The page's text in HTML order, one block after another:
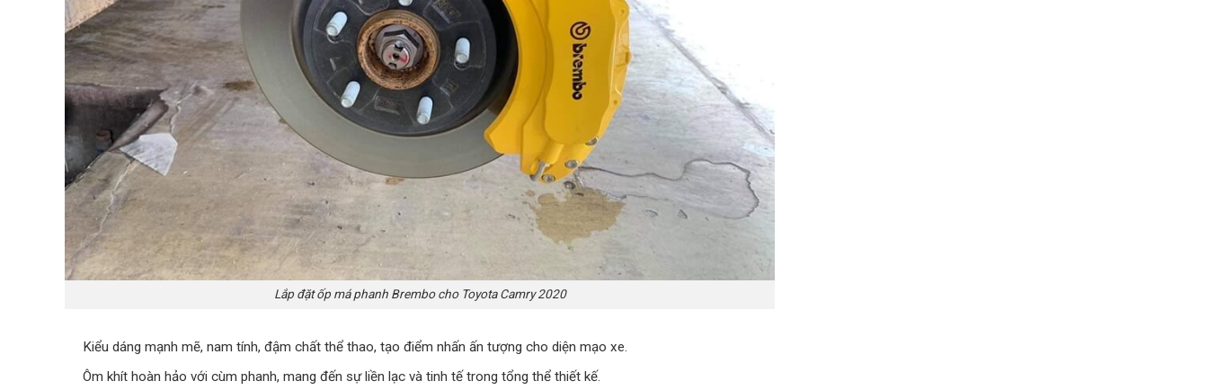
Lắp đặt ốp má phanh Brembo cho Toyota Camry 2020
Kiểu dáng mạnh mẽ, nam tính, đậm chất thể thao, tạo điểm nhấn ấn tượng cho diện mạo xe.
Ôm khít hoàn hảo với cùm phanh, mang đến sự liền lạc và tinh tế trong tổng thể thiết kế.